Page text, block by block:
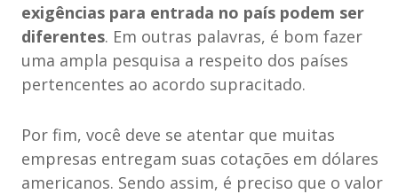
exigências para entrada no país podem ser
diferentes. Em outras palavras, é bom fazer
uma ampla pesquisa a respeito dos países
pertencentes ao acordo supracitado.
Por fim, você deve se atentar que muitas
empresas entregam suas cotações em dólares
americanos. Sendo assim, é preciso que o valor